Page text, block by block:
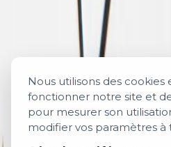
Nous utilisons des cookies
fonctionner notre site et
pour mesurer son
modifier vos paramètres